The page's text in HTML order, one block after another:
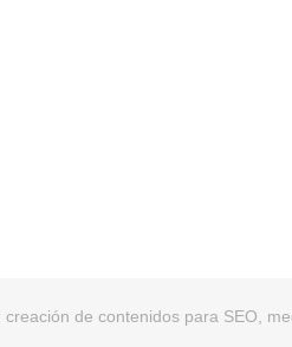
de contenidos para SEO,